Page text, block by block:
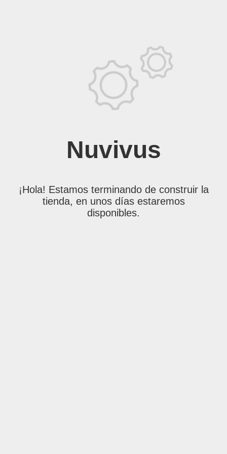
Nuvivus
¡Hola! Estamos terminando de construir la
tienda, en unos días estaremos
disponibles.